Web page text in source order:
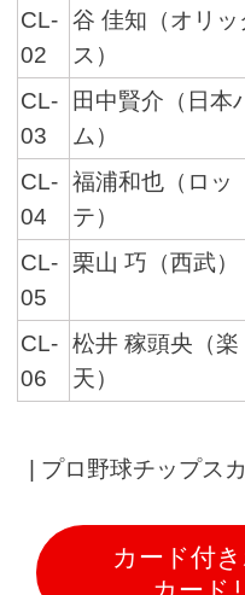
CL-
02
谷 佳知（オリッ
ス）
CL-
03
田中賢介（日本
ム）
CL-
04
福浦和也（ロッ
テ）
CL-
05
栗山 巧（西武）
CL-
06
松井 稼頭央（楽
天）
プロ野球チップス
カード付
カード